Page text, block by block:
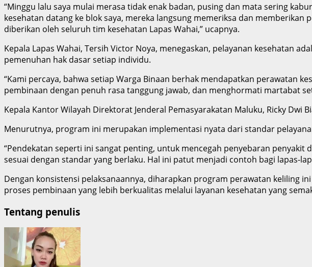
“Minggu lalu saya mulai merasa tidak enak badan, pusing dan mata sering
kesehatan datang ke blok saya, mereka langsung memeriksa dan
diberikan oleh seluruh tim kesehatan Lapas Wahai,” ucapnya.
Kepala Lapas Wahai, Tersih Victor Noya, menegaskan, pelayanan kesehatan
pemenuhan hak dasar setiap individu.
“Kami percaya, bahwa setiap Warga Binaan berhak mendapatkan perawatan
pembinaan dengan penuh rasa tanggung jawab, dan menghormati martabat
Kepala Kantor Wilayah Direktorat Jenderal Pemasyarakatan Maluku, Ricky
Menurutnya, program ini merupakan implementasi nyata dari standar
“Pendekatan seperti ini sangat penting, untuk mencegah penyebaran
sesuai dengan standar yang berlaku. Hal ini patut menjadi contoh bagi lapas-
Dengan konsistensi pelaksanaannya, diharapkan program perawatan keliling
proses pembinaan yang lebih berkualitas melalui layanan kesehatan yang
Tentang penulis